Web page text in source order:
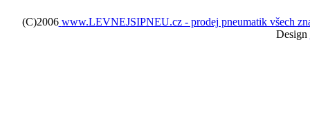
(C)2006 www.LEVNEJSIPNEU.cz - prodej pneumatik všech
Design